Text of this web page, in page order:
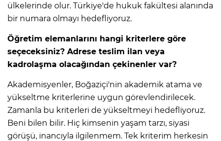
ülkelerinde olur. Türkiye'de hukuk fakültesi alanında
bir numara olmayı hedefliyoruz.
Öğretim elemanlarını hangi kriterlere göre
seçeceksiniz? Adrese teslim ilan veya
kadrolaşma olacağından çekinenler var?
Akademisyenler, Boğaziçi'nin akademik atama ve
yükseltme kriterlerine uygun görevlendirilecek.
Zamanla bu kriterleri de yükseltmeyi hedefliyoruz.
Beni bilen bilir. Hiç kimsenin yaşam tarzı, siyasi
görüşü, inancıyla ilgilenmem. Tek kriterim herkesin